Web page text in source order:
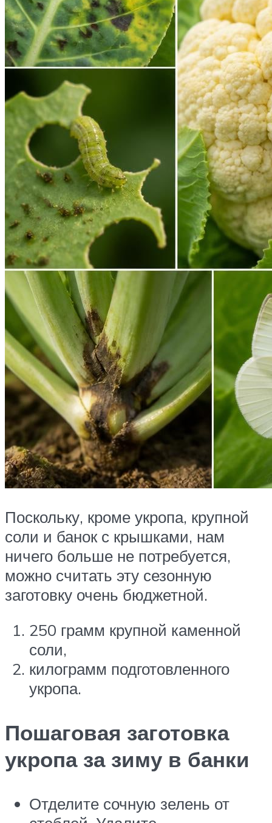
Поскольку, кроме укропа, крупной
соли и банок с крышками, нам
ничего больше не потребуется,
можно считать эту сезонную
заготовку очень бюджетной.
250 грамм крупной каменной
соли,
килограмм подготовленного
укропа.
Пошаговая заготовка
укропа за зиму в банки
Отделите сочную зелень от